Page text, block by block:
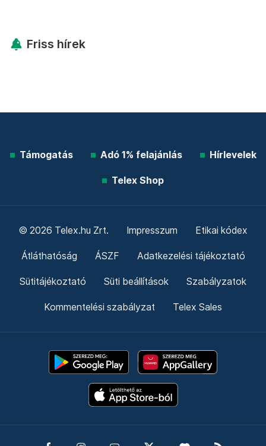
Friss hírek
Támogatás Adó 1% felajánlás Hírlevelek
Telex Shop
© 2026 Telex.hu Zrt. Impresszum Etikai kódex
Átláthatóság ÁSZF Adatkezelési tájékoztató
Sütitájékoztató Süti beállítások Szabályzatok
Kommentelési szabályzat Telex Sales